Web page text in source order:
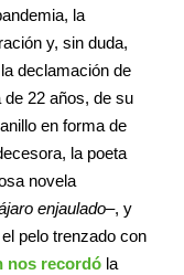
la
y, sin duda,
declamación de
22 años, de su
en forma de
la poeta
novela
enjaulado–, y
pelo trenzado con
nos recordóla